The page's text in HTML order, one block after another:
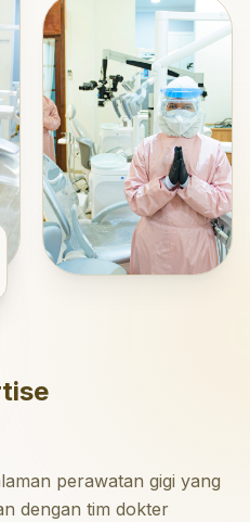
perawatan gigi yang
dengan tim dokter